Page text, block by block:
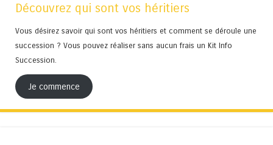
Découvrez qui sont vos héritiers
Vous désirez savoir qui sont vos héritiers et comment se déroule une
succession ? Vous pouvez réaliser sans aucun frais un Kit Info
Succession.
Je commence